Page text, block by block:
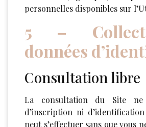
personnelles disponibles sur
5 –
données
Consultation libre
La consultation du Site ne
d’inscription ni
peut s’effectuer sans que vous